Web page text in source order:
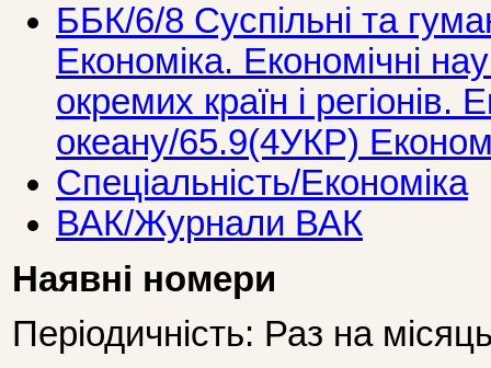
ББК/6/8 Суспільні та
Економіка. Економічні
окремих країн і регіонів.
океану/65.9(4УКР)
Спеціальність/Економіка
ВАК/Журнали ВАК
Наявні номери
Періодичність: Раз на